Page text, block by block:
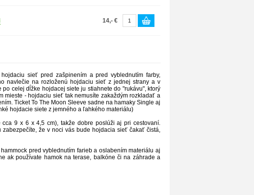
14,- €
sieť pred zašpinením a pred vyblednutím farby,
navlečie na rozloženú hojdaciu sieť z jednej strany a v
celej dĺžke hojdacej siete ju stiahnete do "rukávu", ktorý
mieste - hojdaciu sieť tak nemusíte zakaždým rozkladať a
Ticket To The Moon Sleeve sadne na hamaky Single aj
hojdacie siete z jemného a ľahkého materiálu)
9 x 6 x 4,5 cm), takže dobre poslúži aj pri cestovaní.
že v noci vás bude hojdacia sieť čakať čistá,
pred vyblednutím farieb a oslabením materiálu aj
ak používate hamok na terase, balkóne či na záhrade a